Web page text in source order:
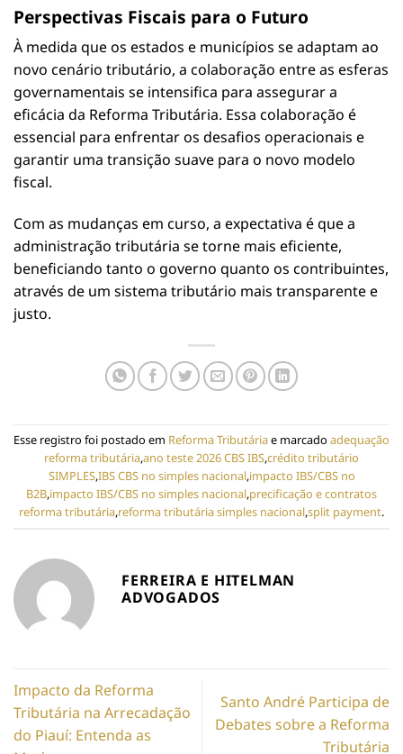
Perspectivas Fiscais para o Futuro
À medida que os estados e municípios se adaptam ao
novo cenário tributário, a colaboração entre as esferas
governamentais se intensifica para assegurar a
eficácia da Reforma Tributária. Essa colaboração é
essencial para enfrentar os desafios operacionais e
garantir uma transição suave para o novo modelo
fiscal.
Com as mudanças em curso, a expectativa é que a
administração tributária se torne mais eficiente,
beneficiando tanto o governo quanto os contribuintes,
através de um sistema tributário mais transparente e
justo.
Esse registro foi postado em Reforma Tributáriae marcado adequação
reforma tributária,ano teste 2026 CBS IBS,crédito tributário
SIMPLES,IBS CBS no simples nacional,impacto IBS/CBS no
B2B,impacto IBS/CBS no simples nacional,precificação e contratos
reforma tributária,reforma tributária simples nacional,split payment.
FERREIRA E HITELMAN
ADVOGADOS
Impacto da Reforma
Tributária na Arrecadação
do Piauí: Entenda as
Santo André Participa de
Debates sobre a Reforma
Tributária